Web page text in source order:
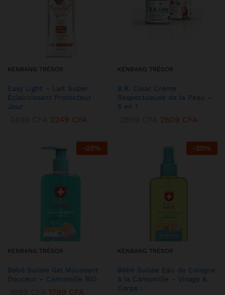
KENBANG TRÉSOR
Easy Light – Lait Super
Éclaircissant Protecteur
Jour
2249 CFA
KENBANG TRÉSOR
B.B. Clear Crème
Respectueuse de la Peau –
5 en 1
2609 CFA
-20%
KENBANG TRÉSOR
Bébé Suisse Gel Moussant
Douceur – Camomille BIO
1799 CFA
-20%
KENBANG TRÉSOR
Bébé Suisse Eau de Cologne
à la Camomille – Visage &
Corps :